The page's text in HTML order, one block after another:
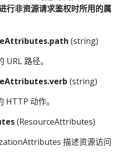
非资源请求鉴权时所用的属
(string)
URL 路径。
(string)
HTTP 动作。
(ResourceAttributes)
描述资源访问